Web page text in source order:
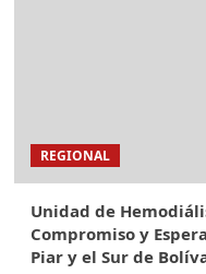
REGIONAL
Unidad de
Compromiso y
Piar y el Sur de